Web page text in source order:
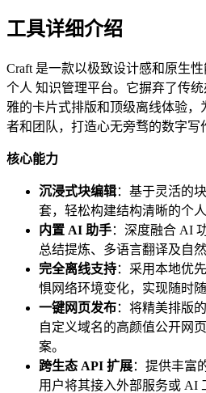
工具详细介绍
Craft 是一款以极致设计感和原生
个人 知识管理平台。它摒弃了传
雅的卡片式排版和顶级离线体验
者和团队，打造心无旁骛的数字写
核心能力
沉浸式块编辑：基于灵活的
套，轻松构建结构清晰的个
内置 AI 助手：深度融合 AI
总结提炼、多语言翻译及自
完全离线支持：采用本地优
惧网络环境变化，实现随时
一键网页发布：将精美排版
自定义域名的高颜值公开网
案。
跨生态 API 扩展：提供丰富
用户将其接入外部服务或 AI